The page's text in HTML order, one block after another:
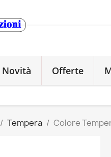
Novità Offerte
Tempera Colore